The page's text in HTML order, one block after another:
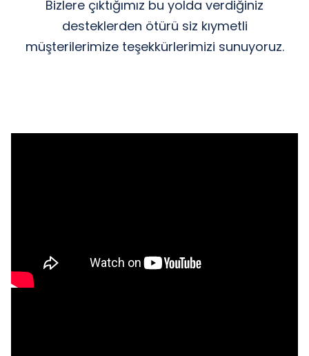
Bizlere çıktığımız bu yolda verdiğiniz
desteklerden ötürü siz kıymetli
müşterilerimize teşekkürlerimizi sunuyoruz.